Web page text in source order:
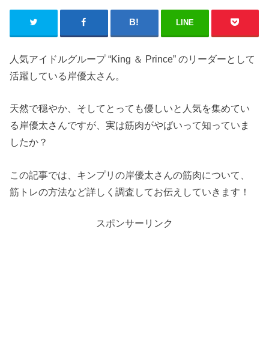
LINE
人気アイドルグループ “King ＆ Prince” のリーダーとして
活躍している岸優太さん。
天然で穏やか、そしてとっても優しいと人気を集めてい
る岸優太さんですが、実は筋肉がやばいって知っていま
したか？
この記事では、キンプリの岸優太さんの筋肉について、
筋トレの方法など詳しく調査してお伝えしていきます！
スポンサーリンク